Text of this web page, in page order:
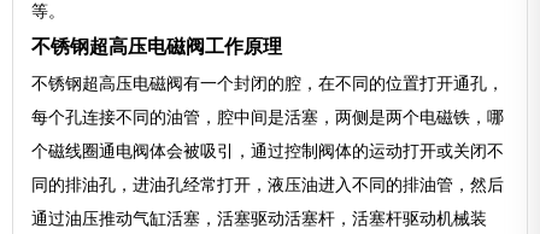
等。
不锈钢超高压电磁阀工作原理
不锈钢超高压电磁阀有一个封闭的腔，在不同的位置打开通孔，
每个孔连接不同的油管，腔中间是活塞，两侧是两个电磁铁，哪
个磁线圈通电阀体会被吸引，通过控制阀体的运动打开或关闭不
同的排油孔，进油孔经常打开，液压油进入不同的排油管，然后
通过油压推动气缸活塞，活塞驱动活塞杆，活塞杆驱动机械装